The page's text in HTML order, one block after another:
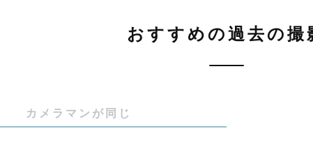
詳細は下記【成人式 / 卒業式 撮影について】をご覧
岐阜・愛知での撮影は月一ほどの頻度となりますの
おすすめの過去の撮
カメラマンが同じ